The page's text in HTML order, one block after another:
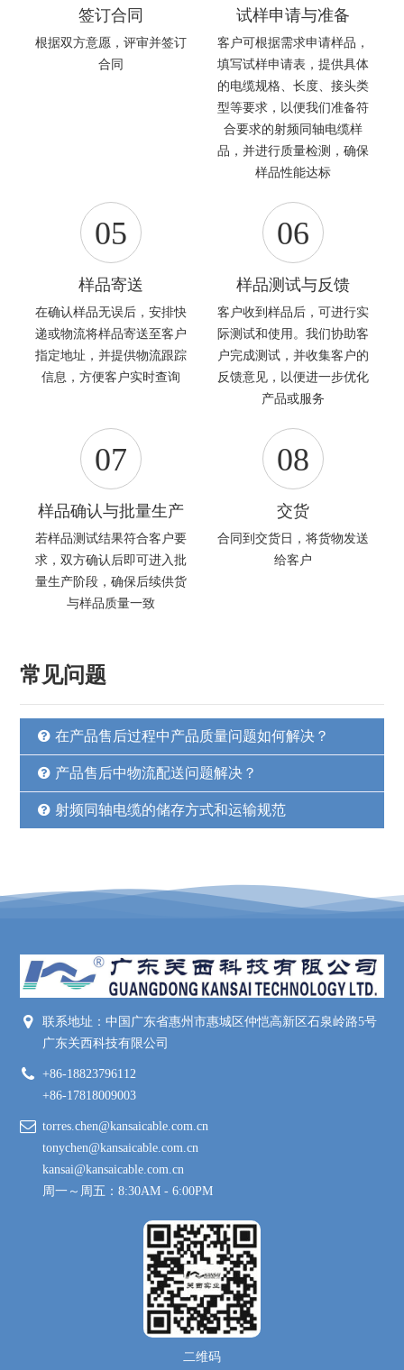
签订合同
根据双方意愿，评审并签订
合同
试样申请与准备
客户可根据需求申请样品，
填写试样申请表，提供具体
的电缆规格、长度、接头类
型等要求，以便我们准备符
合要求的射频同轴电缆样
品，并进行质量检测，确保
样品性能达标
05
样品寄送
在确认样品无误后，安排快
递或物流将样品寄送至客户
指定地址，并提供物流跟踪
信息，方便客户实时查询
06
样品测试与反馈
客户收到样品后，可进行实
际测试和使用。我们协助客
户完成测试，并收集客户的
反馈意见，以便进一步优化
产品或服务
07
样品确认与批量生产
若样品测试结果符合客户要
求，双方确认后即可进入批
量生产阶段，确保后续供货
与样品质量一致
08
交货
合同到交货日，将货物发送
给客户
常见问题
在产品售后过程中产品质量问题如何解决？
产品售后中物流配送问题解决？
射频同轴电缆的储存方式和运输规范
联系地址：中国广东省惠州市惠城区仲恺高新区石泉岭路5号
广东关西科技有限公司
+86-18823796112
+86-17818009003
torres.chen@kansaicable.com.cn
tonychen@kansaicable.com.cn
kansai@kansaicable.com.cn
周一～周五：8:30AM - 6:00PM
二维码